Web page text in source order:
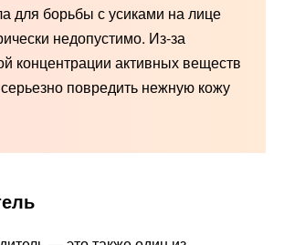
для борьбы с усиками на лице
недопустимо. Из-за
концентрации активных веществ
повредить нежную кожу